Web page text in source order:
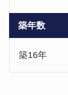
築年数
築16年